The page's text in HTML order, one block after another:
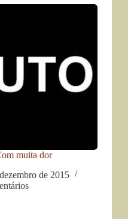
muita dor
de 2015